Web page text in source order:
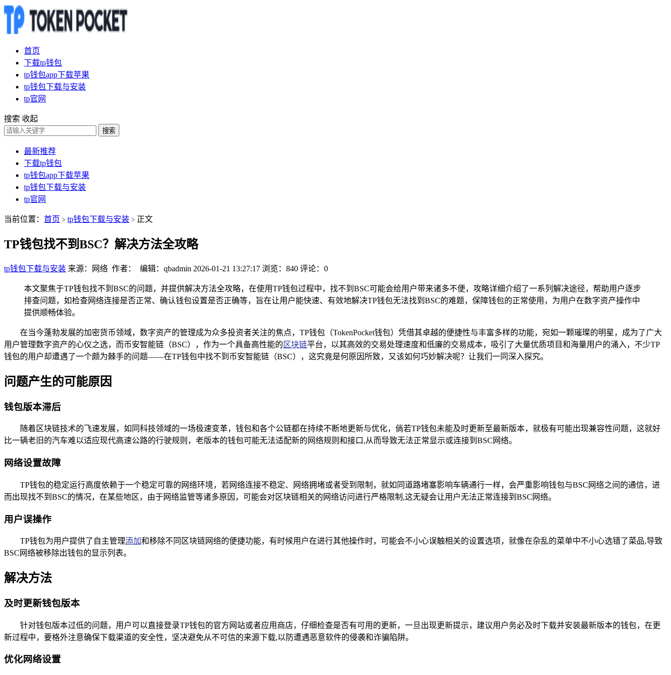
首页
下载tp钱包
tp钱包app下载苹果
tp钱包下载与安装
tp官网
搜索 收起
搜索
最新推荐
下载tp钱包
tp钱包app下载苹果
tp钱包下载与安装
tp官网
当前位置： 首页 > tp钱包下载与安装 > 正文
TP钱包找不到BSC？解决方法全攻略
tp钱包下载与安装 来源：网络 作者： 编辑：qbadmin 2026-01-21 13:27:17 浏览：840 评论：0
本文聚焦于TP钱包找不到BSC的问题，并提供解决方法全攻略，在使用TP钱包过程中，找不到BSC可能会给用户带来诸多不便，攻略详细介绍了一系列解决途径，帮助用户逐步
排查问题，如检查网络连接是否正常、确认钱包设置是否正确等，旨在让用户能快速、有效地解决TP钱包无法找到BSC的难题，保障钱包的正常使用，为用户在数字资产操作中
提供顺畅体验。
在当今蓬勃发展的加密货币领域，数字资产的管理成为众多投资者关注的焦点，TP钱包（TokenPocket钱包）凭借其卓越的便捷性与丰富多样的功能，宛如一颗璀璨的明星，成为了广大
用户管理数字资产的心仪之选，而币安智能链（BSC），作为一个具备高性能的 区块链平台，以其高效的交易处理速度和低廉的交易成本，吸引了大量优质项目和海量用户的涌入，不少TP
钱包的用户却遭遇了一个颇为棘手的问题——在TP钱包中找不到币安智能链（BSC），这究竟是何原因所致，又该如何巧妙解决呢？让我们一同深入探究。
问题产生的可能原因
钱包版本滞后
随着区块链技术的飞速发展，如同科技领域的一场极速变革，钱包和各个公链都在持续不断地更新与优化，倘若TP钱包未能及时更新至最新版本，就极有可能出现兼容性问题，这就好
比一辆老旧的汽车难以适应现代高速公路的行驶规则，老版本的钱包可能无法适配新的网络规则和接口,从而导致无法正常显示或连接到BSC网络。
网络设置故障
TP钱包的稳定运行高度依赖于一个稳定可靠的网络环境，若网络连接不稳定、网络拥堵或者受到限制，就如同道路堵塞影响车辆通行一样，会严重影响钱包与BSC网络之间的通信，进
而出现找不到BSC的情况，在某些地区，由于网络监管等诸多原因，可能会对区块链相关的网络访问进行严格限制,这无疑会让用户无法正常连接到BSC网络。
用户误操作
TP钱包为用户提供了自主管理添加和移除不同区块链网络的便捷功能，有时候用户在进行其他操作时，可能会不小心误触相关的设置选项，就像在杂乱的菜单中不小心选错了菜品,导致
BSC网络被移除出钱包的显示列表。
解决方法
及时更新钱包版本
针对钱包版本过低的问题，用户可以直接登录TP钱包的官方网站或者应用商店，仔细检查是否有可用的更新，一旦出现更新提示，建议用户务必及时下载并安装最新版本的钱包，在更
新过程中，要格外注意确保下载渠道的安全性，坚决避免从不可信的来源下载,以防遭遇恶意软件的侵袭和诈骗陷阱。
优化网络设置